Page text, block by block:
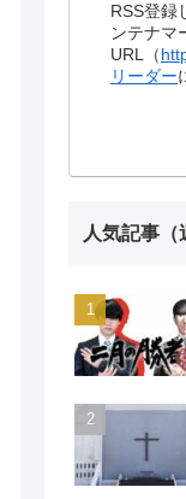
RSS登録
ンテナマ
URL（
リーダー
人気記事（